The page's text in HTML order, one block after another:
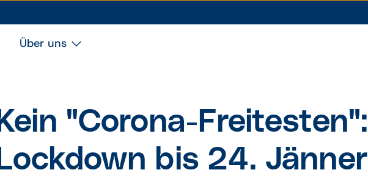
Über uns
Kein "Corona-Frei­testen":
Lock­down bis 24. Jänner